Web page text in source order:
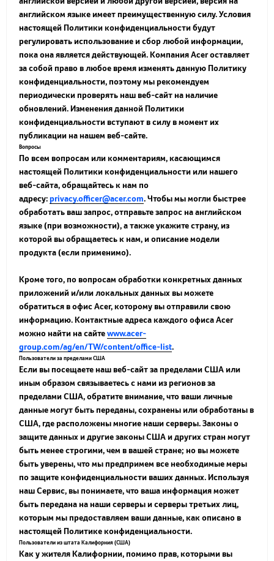
английском языке имеет преимущественную силу. Условия
настоящей Политики конфиденциальности будут
регулировать использование и сбор любой информации,
пока она является действующей. Компания Acer оставляет
за собой право в любое время изменять данную Политику
конфиденциальности, поэтому мы рекомендуем
периодически проверять наш веб-сайт на наличие
обновлений. Изменения данной Политики
конфиденциальности вступают в силу в момент их
публикации на нашем веб-сайте.
Вопросы
По всем вопросам или комментариям, касающимся
настоящей Политики конфиденциальности или нашего
веб-сайта, обращайтесь к нам по
адресу:privacy.officer@acer.com. Чтобы мы могли быстрее
обработать ваш запрос, отправьте запрос на английском
языке (при возможности), а также укажите страну, из
которой вы обращаетесь к нам, и описание модели
продукта (если применимо).
Кроме того, по вопросам обработки конкретных данных
приложений и/или локальных данных вы можете
обратиться в офис Acer, которому вы отправили свою
информацию. Контактные адреса каждого офиса Acer
можно найти на сайтеwww.acer-
group.com/ag/en/TW/content/office-list.
Пользователи за пределами США
Если вы посещаете наш веб-сайт за пределами США или
иным образом связываетесь с нами из регионов за
пределами США, обратите внимание, что ваши личные
данные могут быть переданы, сохранены или обработаны в
США, где расположены многие наши серверы. Законы о
защите данных и другие законы США и других стран могут
быть менее строгими, чем в вашей стране; но вы можете
быть уверены, что мы предпримем все необходимые меры
по защите конфиденциальности ваших данных. Используя
наш Сервис, вы понимаете, что ваша информация может
быть передана на наши серверы и серверы третьих лиц,
которым мы предоставляем ваши данные, как описано в
настоящей Политике конфиденциальности.
Пользователи из штата Калифорния (США)
Как у жителя Калифорнии, помимо прав, которыми вы